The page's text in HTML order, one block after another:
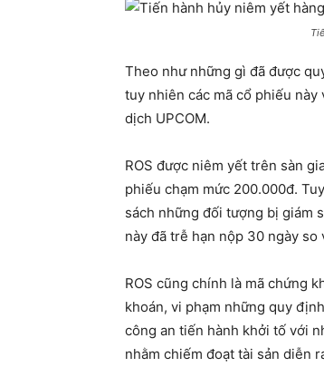
Theo như những gì đã được
tuy nhiên các mã cổ phiếu
dịch UPCOM.
ROS được niêm yết trên sàn
phiếu chạm mức 200.000đ.
sách những đối tượng bị giám
này đã trễ hạn nộp 30 ngày
ROS cũng chính là mã chứng
khoán, vi phạm những quy
công an tiến hành khởi tố với
nhằm chiếm đoạt tài sản diễn